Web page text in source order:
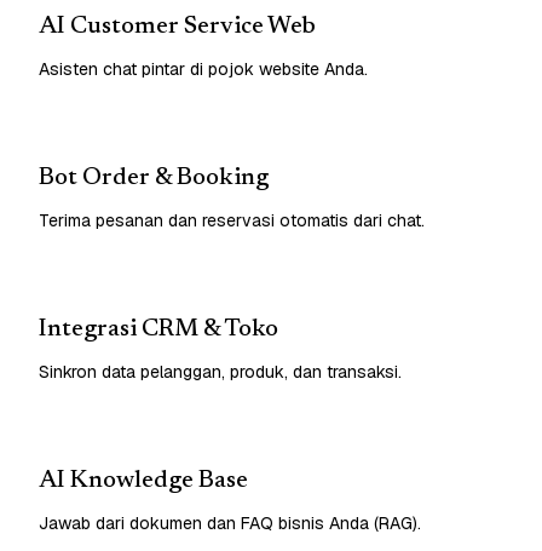
AI Customer Service Web
Asisten chat pintar di pojok website Anda.
Bot Order & Booking
Terima pesanan dan reservasi otomatis dari chat.
Integrasi CRM & Toko
Sinkron data pelanggan, produk, dan transaksi.
AI Knowledge Base
Jawab dari dokumen dan FAQ bisnis Anda (RAG).